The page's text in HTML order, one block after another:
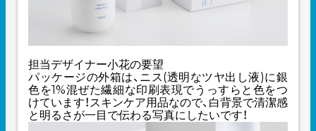
担当デザイナー小花の要望
パッケージの外箱は、ニス(透明なツヤ出し液)に銀
色を1%混ぜた繊細な印刷表現でうっすらと色をつ
けています！スキンケア用品なので、白背景で清潔感
と明るさが一目で伝わる写真にしたいです！